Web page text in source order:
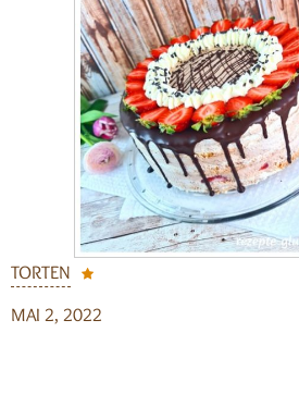
TORTEN
MAI 2, 2022